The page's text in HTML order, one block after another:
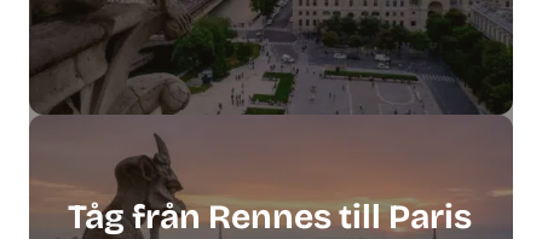
Tåg från Rennes till Paris